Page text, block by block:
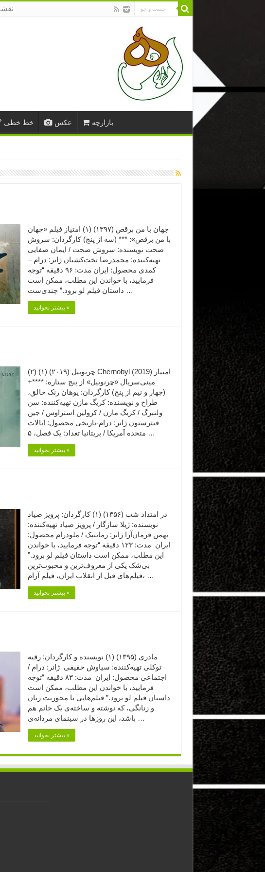
خط خطی عکس بازارچه
جهان با من برقص (۱۳۹۷) (۱) امتیاز فیلم «جهان
با من برقص»: *** (سه از پنج) کارگردان: سروش
صحت نویسنده: سروش صحت / ایمان صفایی
تهیه‌کننده: محمدرضا تخت‌کشیان ژانر: درام –
کمدی محصول: ایران مدت: ۹۶ دقیقه “توجه
فرمایید،‌ با خواندن این مطلب، ممکن است
داستان فیلم لو برود.” چندی‌ست …
بیشتر بخوانید »
چرنوبیل (۲۰۱۹) (۱) (۲) Chernobyl (2019) امتیاز
مینی‌سریال «چرنوبیل» از پنج ستاره: ****+
(چهار و نیم از پنج) کارگردان: یوهان رنک خالق،
طراح و نویسنده: کریگ مازن تهیه‌کننده: سن
ولنبرگ / کریگ مازن / کرولین استراوس / جین
فیثرستون ژانر: درام-تاریخی محصول: ایالات
متحده آمریکا / بریتانیا تعداد: یک فصل، ۵ …
بیشتر بخوانید »
در امتداد شب (۱۳۵۶) (۱) کارگردان: پرویز صیاد
نویسنده: ژیلا سازگار / پرویز صیاد تهیه‌کننده:
بهمن فرمان‌آرا ژانر: رمانتیک / ملودرام محصول:
ایران مدت: ۱۲۳ دقیقه “توجه فرمایید،‌ با خواندن
این مطلب، ممکن است داستان فیلم لو برود.”
بی‌شک یکی از معروف‌ترین و محبوب‌ترین
فیلم‌های قبل از انقلاب ایران، فیلم آرام، …
بیشتر بخوانید »
مادری (۱۳۹۵) (۱) نویسنده و کارگردان: رقیه
توکلی تهیه‌کننده: سیاوش حقیقی ژانر: درام /
اجتماعی محصول: ایران مدت: ۸۳ دقیقه “توجه
فرمایید،‌ با خواندن این مطلب، ممکن است
داستان فیلم لو برود.” فیلم‌هایی با محوریت زنان
و زنانگی، که نوشته و ساخته‌ی یک خانم هم
باشد، این روزها در سینمای مردانه‌ی …
بیشتر بخوانید »